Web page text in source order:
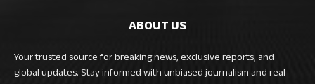
ABOUT US
Your trusted source for breaking news, exclusive reports, and
global updates. Stay informed with unbiased journalism and real-